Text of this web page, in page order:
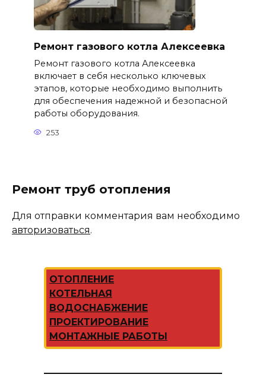
Ремонт газового котла Алексеевка
Ремонт газового котла Алексеевка
включает в себя несколько ключевых
этапов, которые необходимо выполнить
для обеспечения надежной и безопасной
работы оборудования.
253
Ремонт труб отопления
Для отправки комментария вам необходимо
авторизоваться.
ОТОПЛЕНИЕ
КОТЕЛЬНАЯ
ВОДОСНАБЖЕНИЕ
ПРОЕКТИРОВАНИЕ
МОНТАЖНЫЕ РАБОТЫ